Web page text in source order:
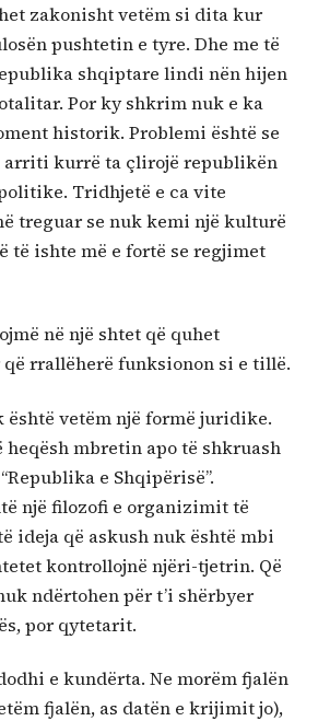
zakonisht vetëm si dita kur
pushtetin e tyre. Dhe me të
shqiptare lindi nën hijen
Por ky shkrim nuk e ka
historik. Problemi është se
arriti kurrë ta çlirojë republikën
Tridhjetë e ca vite
treguar se nuk kemi një kulturë
të ishte më e fortë se regjimet
në një shtet që quhet
rrallëherë funksionon si e tillë.
është vetëm një formë juridike.
heqësh mbretin apo të shkruash
e Shqipërisë”.
një filozofi e organizimit të
ideja që askush nuk është mbi
kontrollojnë njëri-tjetrin. Që
ndërtohen për t’i shërbyer
por qytetarit.
e kundërta. Ne morëm fjalën
fjalën, as datën e krijimit jo),